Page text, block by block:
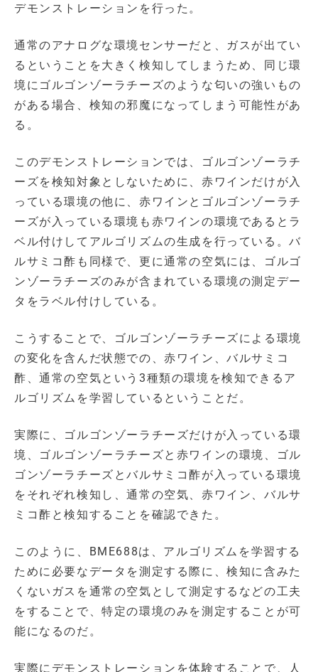
デモンストレーションを行った。
通常のアナログな環境センサーだと、ガスが出てい
るということを大きく検知してしまうため、同じ環
境にゴルゴンゾーラチーズのような匂いの強いもの
がある場合、検知の邪魔になってしまう可能性があ
る。
このデモンストレーションでは、ゴルゴンゾーラチ
ーズを検知対象としないために、赤ワインだけが入
っている環境の他に、赤ワインとゴルゴンゾーラチ
ーズが入っている環境も赤ワインの環境であるとラ
ベル付けしてアルゴリズムの生成を行っている。バ
ルサミコ酢も同様で、更に通常の空気には、ゴルゴ
ンゾーラチーズのみが含まれている環境の測定デー
タをラベル付けしている。
こうすることで、ゴルゴンゾーラチーズによる環境
の変化を含んだ状態での、赤ワイン、バルサミコ
酢、通常の空気という3種類の環境を検知できるア
ルゴリズムを学習しているということだ。
実際に、ゴルゴンゾーラチーズだけが入っている環
境、ゴルゴンゾーラチーズと赤ワインの環境、ゴル
ゴンゾーラチーズとバルサミコ酢が入っている環境
をそれぞれ検知し、通常の空気、赤ワイン、バルサ
ミコ酢と検知することを確認できた。
このように、BME688は、アルゴリズムを学習する
ために必要なデータを測定する際に、検知に含みた
くないガスを通常の空気として測定するなどの工夫
をすることで、特定の環境のみを測定することが可
能になるのだ。
実際にデモンストレーションを体験することで、人